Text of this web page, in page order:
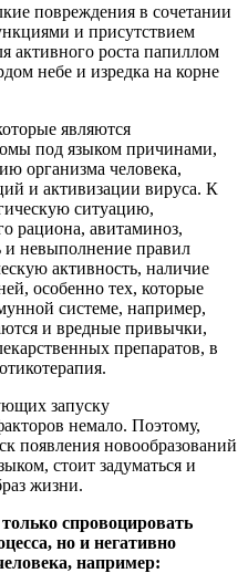
повреждения в сочетании
и присутствием
активного роста папиллом
небе и изредка на корне
являются
под языком причинами,
организма человека,
и активизации вируса. К
ситуацию,
рациона, авитаминоз,
невыполнение правил
активность, наличие
особенно тех, которые
системе, например,
и вредные привычки,
препаратов, в
запуску
немало. Поэтому,
появления новообразований
стоит задуматься и
жизни.
спровоцировать
но и негативно
например: